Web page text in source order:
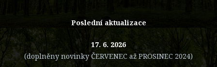
Poslední aktualizace
17. 6. 2026
(doplněny novinky ČERVENEC až PROSINEC 2024)